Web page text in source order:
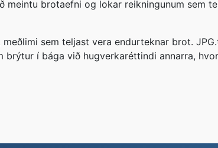
brotaefni og lokar reikningunum sem
sem teljast vera endurteknar brot.
í bága við hugverkaréttindi annarra,